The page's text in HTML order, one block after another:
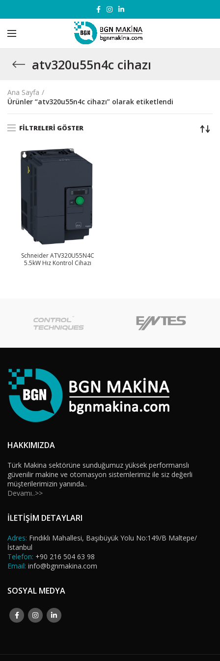
atv320u55n4c cihazı
Ana Sayfa
Ürünler “atv320u55n4c cihazı” olarak etiketlendi
FILTRELERI GÖSTER
Schneider ATV320U55N4C
5.5kW Hız Kontrol Cihazı
HAKKIMIZDA
Türk Makina sektörüne sunduğumuz yüksek performanslı
güvenilir makine ve otomasyon sistemlerimiz ile siz değerli
müşterilerimizin yanında..
Devamı..>>
İLETİŞİM DETAYLARI
Adres: Fındıklı Mahallesi, Başıbüyük Yolu No:149/B Maltepe/
İstanbul
Telefon: +90 216 504 63 98
Email: info@bgnmakina.com
SOSYAL MEDYA